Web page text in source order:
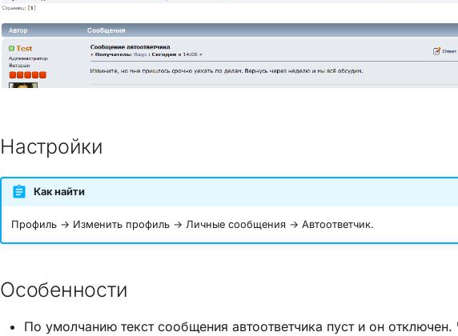
Настройки
Как найти
Профиль → Изменить профиль → Личные сообщения → Автоответчик.
Особенности
По умолчанию текст сообщения автоответчика пуст и он отключен.